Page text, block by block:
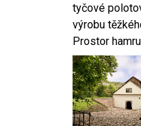
tyčové
výrobu
Prostor